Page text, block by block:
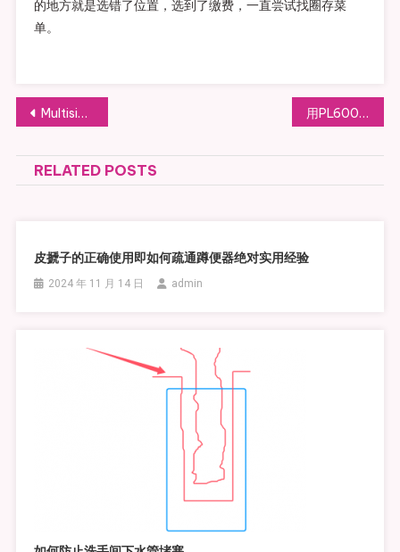
的地方就是选错了位置，选到了缴费，一直尝试找圈存菜
单。
文
章
导
Multisim学习-04 示波器的使用 用PL600收听长波的NDB摩尔斯记录
RELATED POSTS
皮搋子的正确使用即如何疏通蹲便器绝对实用经验
2024 年 11 月 14 日 admin